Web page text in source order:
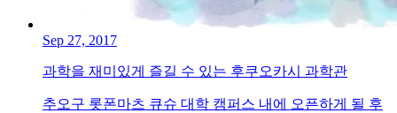
Sep 27, 2017
과학을 재미있게 즐길 수 있는 후쿠오카시 과학관
추오구 롯폰마츠 큐슈 대학 캠퍼스 내에 오픈하게 될 후